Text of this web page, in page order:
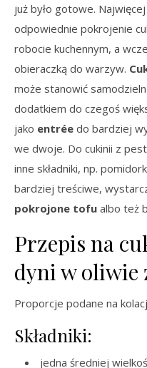
już było gotowe.
odpowiednie pokrojenie
robocie kuchennym, a
obieraczką do warzyw.
może stanowić
dodatkiem do czegoś
jako entrée do bardziej
we dwoje. Do cukinii z
inne składniki, np.
bardziej treściwe,
pokrojone tofu albo też
Przepis na
dyni w oliwie
Proporcje podane na
Składniki:
jedna średniej